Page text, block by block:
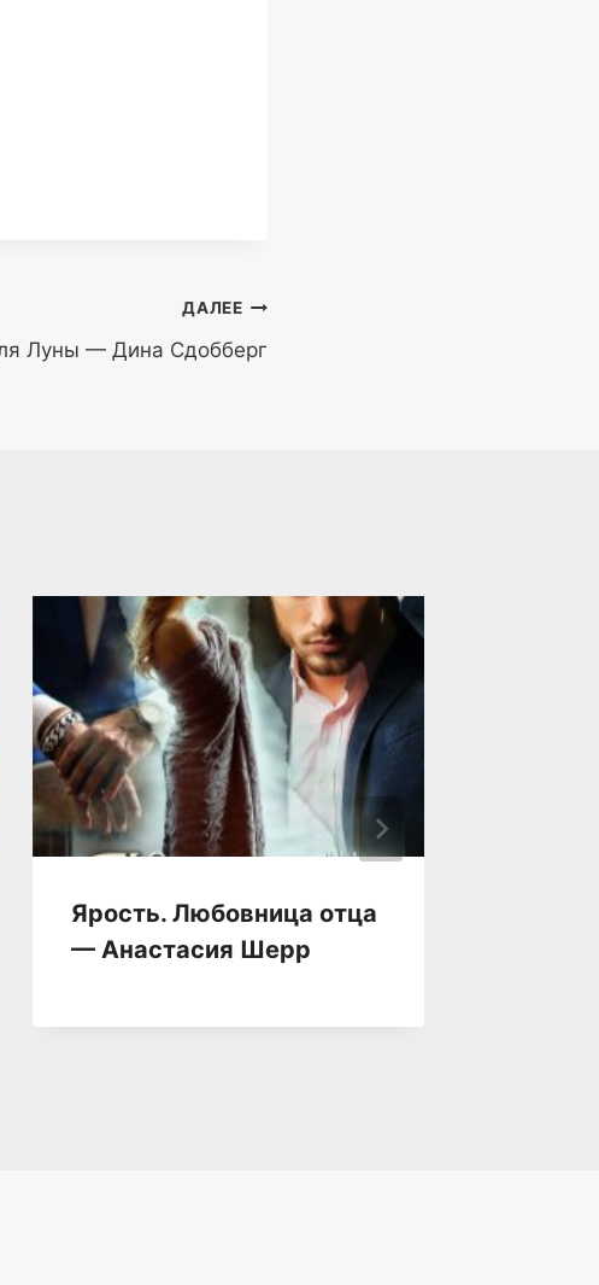
ДАЛЕЕ
Луны — Дина Сдобберг
Ярость. Любовница отца
— Анастасия Шерр